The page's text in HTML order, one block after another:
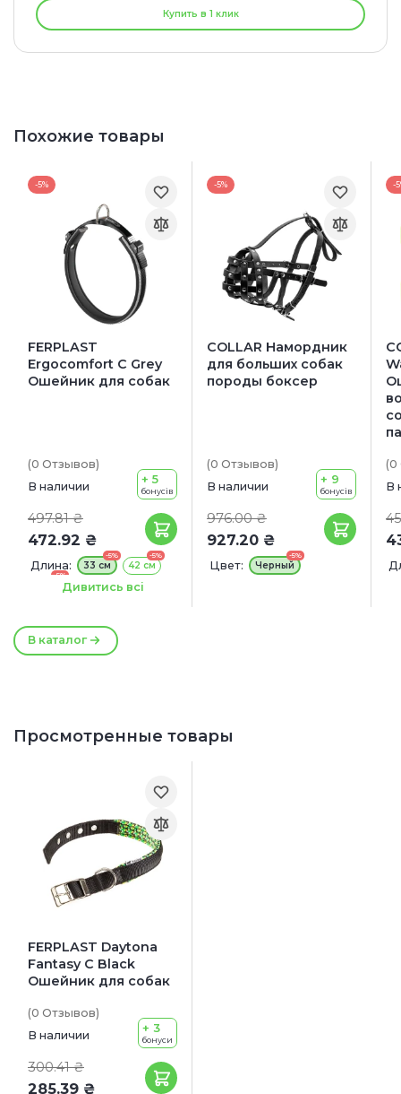
Купить в 1 клик
Похожие товары
В каталог
-5%
FERPLAST
Ergocomfort C Grey
Ошейник для собак
(0 Отзывов)
В наличии
497.81 ₴
472.92 ₴
+ 5
бонусів
Длина:
-5%
33 см
-5%
42 см
-5%
Дивитись всі
-5%
COLLAR Намордник
для больших собак
породы боксер
(0 Отзывов)
В наличии
976.00 ₴
927.20 ₴
+ 9
бонусів
Цвет:
-5%
Черный
-
(0
В
Просмотренные товары
FERPLAST Daytona
Fantasy C Black
Ошейник для собак
(0 Отзывов)
В наличии
300.41 ₴
285.39 ₴
+ 3
бонуси